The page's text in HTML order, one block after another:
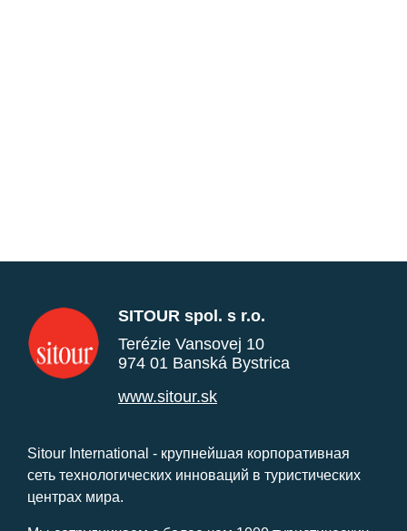
SITOUR spol. s r.o.
Terézie Vansovej 10
974 01 Banská Bystrica
www.sitour.sk
Sitour International - крупнейшая корпоративная
сеть технологических инноваций в туристических
центрах мира.